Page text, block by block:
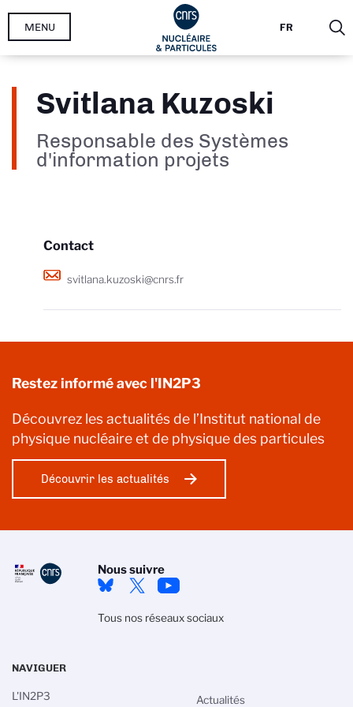
Aller
FR
MENU
Svitlana Kuzoski
Responsable des Systèmes
d'information projets
Contact
svitlana.kuzoski@cnrs.fr
Restez informé avec l'IN2P3
Découvrez les actualités de l’Institut national de
physique nucléaire et de physique des particules
Découvrir les actualités
Nous suivre
Tous nos réseaux sociaux
NAVIGUER
L'IN2P3 Actualités